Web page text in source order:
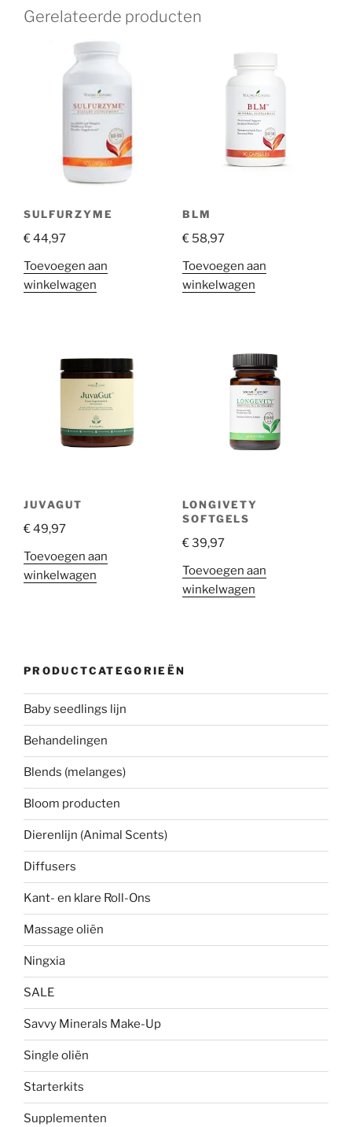
Gerelateerde producten
SULFURZYME
€44,97
Toevoegen aan
winkelwagen
BLM
€58,97
Toevoegen aan
winkelwagen
JUVAGUT
€49,97
Toevoegen aan
winkelwagen
LONGIVETY
SOFTGELS
€39,97
Toevoegen aan
winkelwagen
PRODUCTCATEGORIEËN
Baby seedlings lijn
Behandelingen
Blends (melanges)
Bloom producten
Dierenlijn (Animal Scents)
Diffusers
Kant- en klare Roll-Ons
Massage oliën
Ningxia
SALE
Savvy Minerals Make-Up
Single oliën
Starterkits
Supplementen